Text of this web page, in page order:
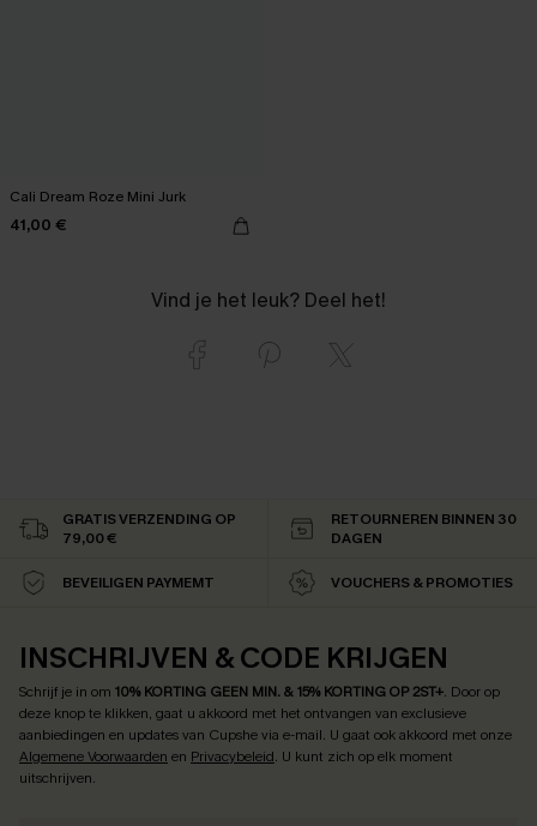
Cali Dream Roze Mini Jurk
41,00 €
Vind je het leuk? Deel het!
GRATIS VERZENDING OP
79,00 €
RETOURNEREN BINNEN 30
DAGEN
BEVEILIGEN PAYMEMT VOUCHERS & PROMOTIES
INSCHRIJVEN & CODE KRIJGEN
Schrijf je in om 10% KORTING GEEN MIN. & 15% KORTING OP 2ST+. Door op
deze knop te klikken, gaat u akkoord met het ontvangen van exclusieve
aanbiedingen en updates van Cupshe via e-mail. U gaat ook akkoord met onze
Algemene Voorwaarden en Privacybeleid. U kunt zich op elk moment
uitschrijven.